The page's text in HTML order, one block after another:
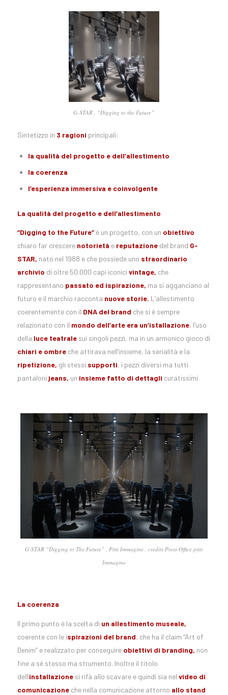
G-STAR , “Digging to the Future”
Sintetizzo in 3 ragioni principali:
la qualità del progetto e dell’allestimento
la coerenza
l’esperienza immersiva e coinvolgente
La qualità del progetto e dell’allestimento
“Digging to the Future”è un progetto, con un obiettivo
chiaro far crescerenotorietà e reputazionedel brand G-
STAR, nato nel 1988 e che possiede uno straordinario
archivio di oltre 50.000 capi iconici vintage, che
rappresentano passato ed ispirazione, ma si agganciano al
futuro e il marchio racconta nuove storie. L’allestimento
coerentemente con il DNA del brand che si è sempre
relazionato con il mondo dell’arte era un’istallazione, l’uso
della luce teatralesui singoli pezzi, ma in un armonico gioco di
chiari e ombreche attirava nell’insieme, la serialità e la
ripetizione, gli stessi supporti, i pezzi diversi ma tutti
pantaloni jeans, un insieme fatto di dettagli curatissimi.
G-STAR “Digging to The Future” , Pitti Immagine , credits Press Office pitti
Immagine
La coerenza
Il primo punto è la scelta di un allestimento museale,
coerente con le ispirazioni del brand, che ha il claim “Art of
Denim” e realizzato per conseguire obiettivi di branding, non
fine a sé stesso ma strumento. Inoltre il titolo
dell’installazionesi rifà allo scavare e quindi sia nel video di
comunicazioneche nella comunicazione attorno allo stand